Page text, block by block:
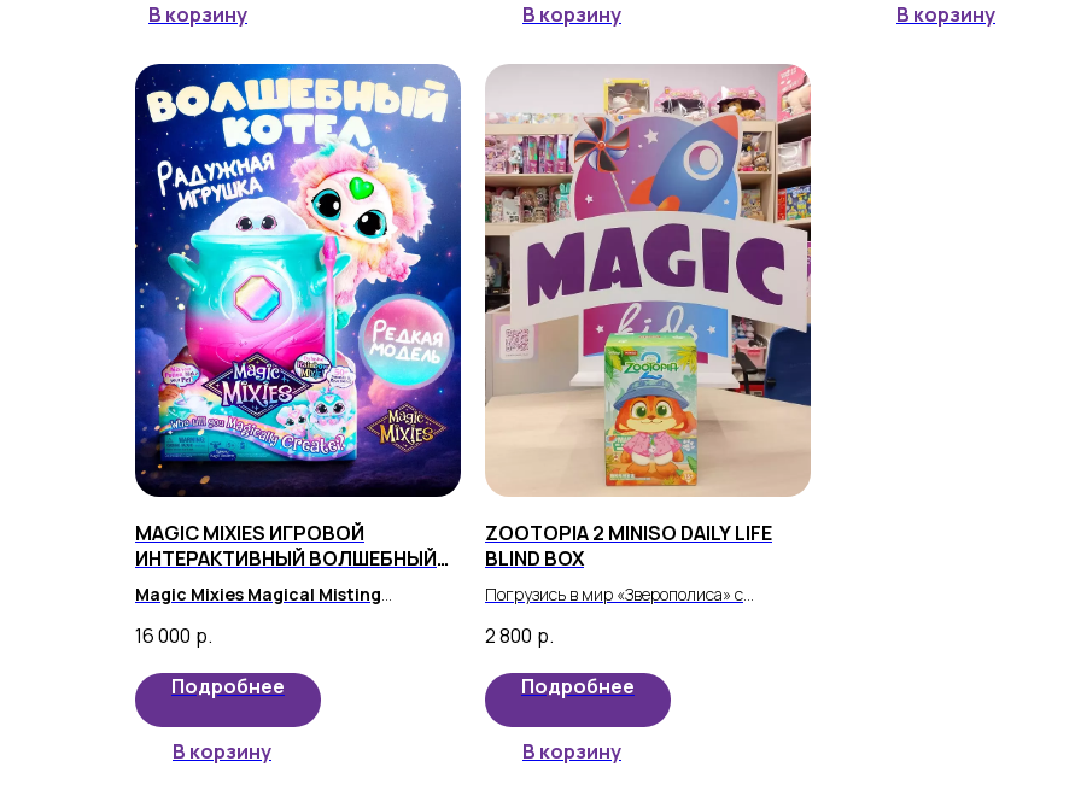
В корзину В корзину В корзину
MAGIC MIXIES ИГРОВОЙ
ИНТЕРАКТИВНЫЙ ВОЛШЕБНЫЙ
НАБОР, БОЛЬШОЙ
Magic Mixies Magical Misting
игрушка, которая привнесет радость и
веселье в жизнь вашего малыша.
16 000 р.
Подробнее
В корзину
ZOOTOPIA 2 MINISO DAILY LIFE
BLIND BOX
Погрузись в мир «Зверополиса» с
Life! Каждый сюрприз — это шанс
встретить одного из любимых персонажей
в неожиданном образе.
2 800 р.
Подробнее
В корзину